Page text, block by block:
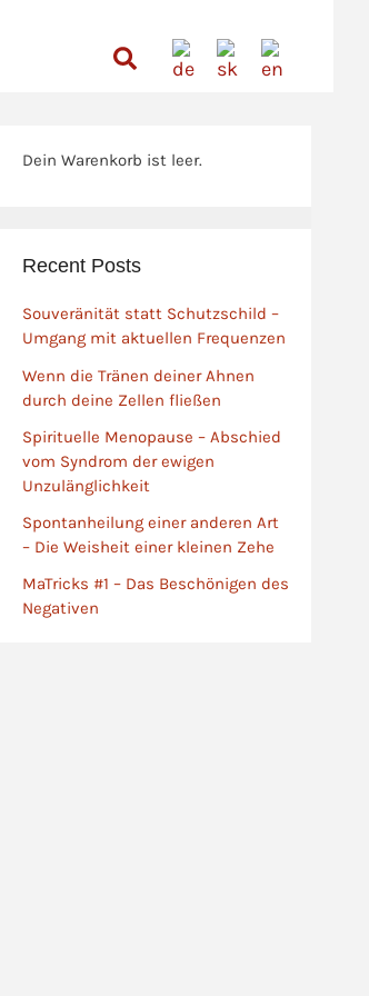
Suchen
Dein Warenkorb ist leer.
Recent Posts
Souveränität statt Schutzschild –
Umgang mit aktuellen Frequenzen
Wenn die Tränen deiner Ahnen
durch deine Zellen fließen
Spirituelle Menopause – Abschied
vom Syndrom der ewigen
Unzulänglichkeit
Spontanheilung einer anderen Art
– Die Weisheit einer kleinen Zehe
MaTricks #1 – Das Beschönigen des
Negativen